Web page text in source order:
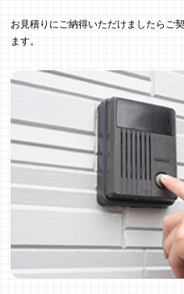
お見積りにご納得いただけましたらご
ます。